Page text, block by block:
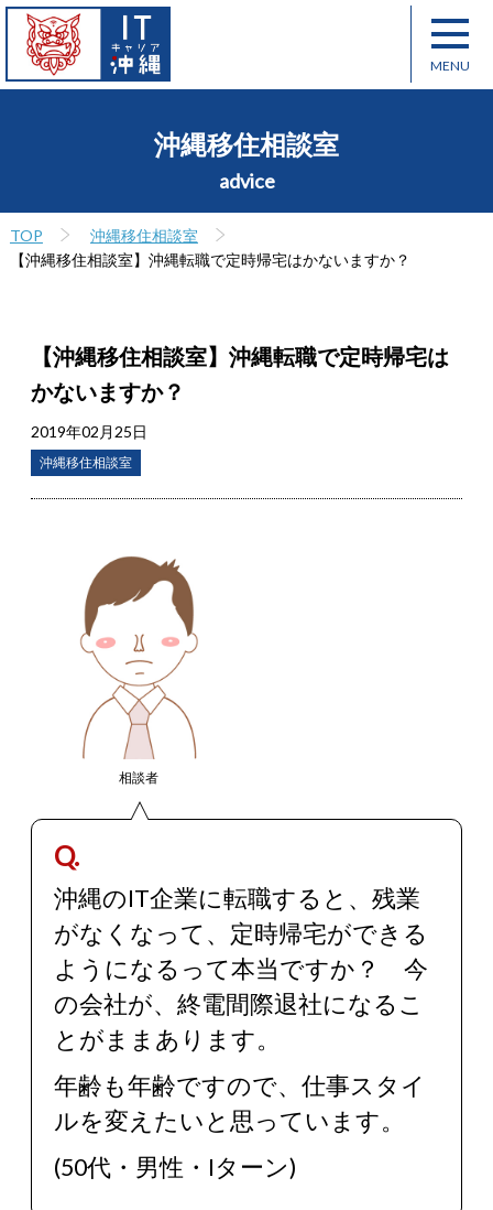
沖縄移住相談室
advice
TOP
沖縄移住相談室
【沖縄移住相談室】沖縄転職で定時帰宅はかないますか？
【沖縄移住相談室】沖縄転職で定時帰宅は
かないますか？
2019年02月25日
沖縄移住相談室
相談者
Q.
沖縄のIT企業に転職すると、残業
がなくなって、定時帰宅ができる
ようになるって本当ですか？ 今
の会社が、終電間際退社になるこ
とがままあります。
年齢も年齢ですので、仕事スタイ
ルを変えたいと思っています。
(50代・男性・Iターン)